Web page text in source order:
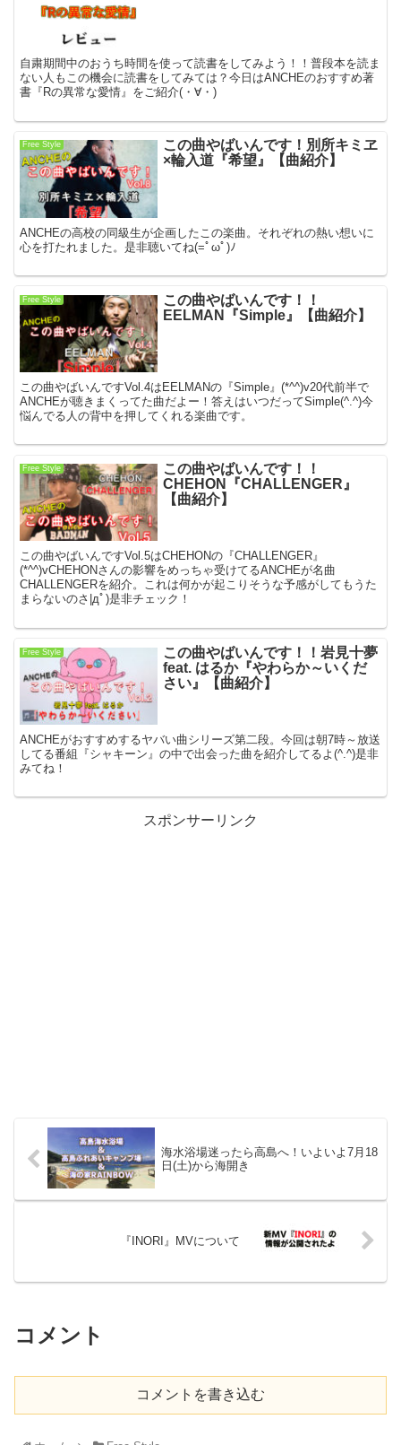
自粛期間中のおうち時間を使って読書をしてみよう！！普段本を読ま
ない人もこの機会に読書をしてみては？今日はANCHEのおすすめ著
書『Rの異常な愛情』をご紹介(・∀・)
Free Style
この曲やばいんです！別所キミヱ
×輪入道『希望』【曲紹介】
ANCHEの高校の同級生が企画したこの楽曲。それぞれの熱い想いに
心を打たれました。是非聴いてね(=ﾟωﾟ)ﾉ
Free Style
この曲やばいんです！！
EELMAN『Simple』【曲紹介】
この曲やばいんですVol.4はEELMANの『Simple』(*^^)v20代前半で
ANCHEが聴きまくってた曲だよー！答えはいつだってSimple(^.^)今
悩んでる人の背中を押してくれる楽曲です。
Free Style
この曲やばいんです！！
CHEHON『CHALLENGER』
【曲紹介】
この曲やばいんですVol.5はCHEHONの『CHALLENGER』
(*^^)vCHEHONさんの影響をめっちゃ受けてるANCHEが名曲
CHALLENGERを紹介。これは何かが起こりそうな予感がしてもうた
まらないのさ|дﾟ)是非チェック！
Free Style
この曲やばいんです！！岩見十夢
feat. はるか『やわらか～いくだ
さい』【曲紹介】
ANCHEがおすすめするヤバい曲シリーズ第二段。今回は朝7時～放送
してる番組『シャキーン』の中で出会った曲を紹介してるよ(^.^)是非
みてね！
スポンサーリンク
海水浴場迷ったら高島へ！いよいよ7月18
日(土)から海開き
『INORI』MVについて
コメント
コメントを書き込む